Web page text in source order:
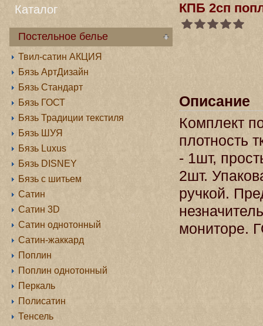
КПБ 2сп
Описание
Комплект
плотность
- 1шт,
2шт.
ручкой.
мониторе.
Каталог
Постельное белье
Твил-сатин АКЦИЯ
Бязь АртДизайн
Бязь Стандарт
Бязь ГОСТ
Бязь Традиции текстиля
Бязь ШУЯ
Бязь Luxus
Бязь DISNEY
Бязь с шитьем
Сатин
Сатин 3D
Сатин однотонный
Сатин-жаккард
Поплин
Поплин однотонный
Перкаль
Полисатин
Тенсель